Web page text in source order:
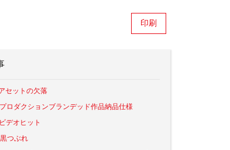
印刷
セットの欠落
ロダクションブランデッド作品納品仕様
デオヒット
つぶれ